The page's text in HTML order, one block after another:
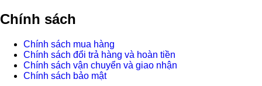
Chính sách
Chính sách mua hàng
Chính sách đổi trả hàng và hoàn tiền
Chính sách vận chuyển và giao nhận
Chính sách bảo mật